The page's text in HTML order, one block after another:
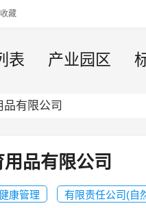
藏
表 产业园区
有限公司
品有限公司
康管理 有限责任公司(自